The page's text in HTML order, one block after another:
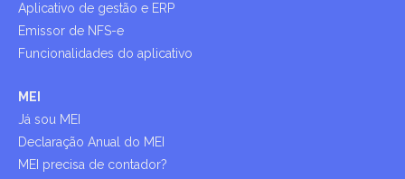
Aplicativo de gestão e ERP
Emissor de NFS-e
Funcionalidades do aplicativo
MEI
Já sou MEI
Declaração Anual do MEI
MEI precisa de contador?